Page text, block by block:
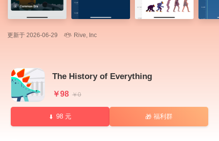
更新于 2026-06-29 Rive, Inc
The History of Everything
￥98 ￥0
98 元 🎁 福利群